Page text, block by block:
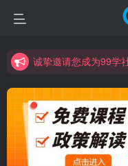
诚挚邀请您成为99学
诚挚邀请您成为99学
学习路上不孤独，99学社与你同行！分享全网优质VIP